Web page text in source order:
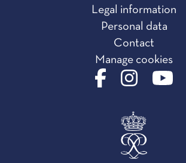
Legal information
Personal data
Contact
Manage cookies